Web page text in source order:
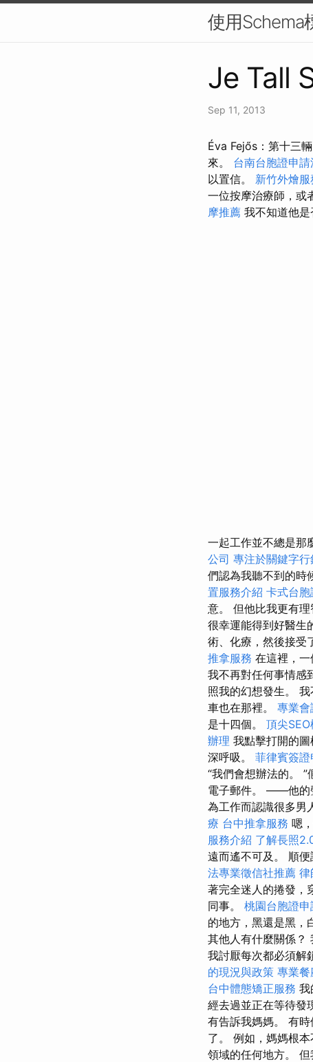
使用Schema
Je Tall
Sep 11, 2013
Éva Fejős：第十三
來。 台南台胞證申請
以置信。 新竹外燴服
一位按摩治療師，或
摩推薦 我不知道他是
一起工作並不總是那
公司 專注於關鍵字
們認為我聽不到的時
置服務介紹 卡式台
意。 但他比我更有
很幸運能得到好醫生
術、化療，然後接受
推拿服務 在這裡，
我不再對任何事情感
照我的幻想發生。
車也在那裡。 專業會
是十四個。 頂尖
辦理 我點擊打開的
深呼吸。 菲律賓簽
“我們會想辦法的。
電子郵件。 ——他的
為工作而認識很多男
療 台中推拿服務 嗯
服務介紹 了解長照
遠而遙不可及。 順
法專業徵信社推薦 律
著完全迷人的捲發，
同事。 桃園台胞證申
的地方，黑還是黑，
其他人有什麼關係？
我討厭每次都必須解
的現況與政策 專業
台中體態矯正服務 我
經去過並正在等待發
有告訴我媽媽。 有
了。 例如，媽媽根
領域的任何地方。